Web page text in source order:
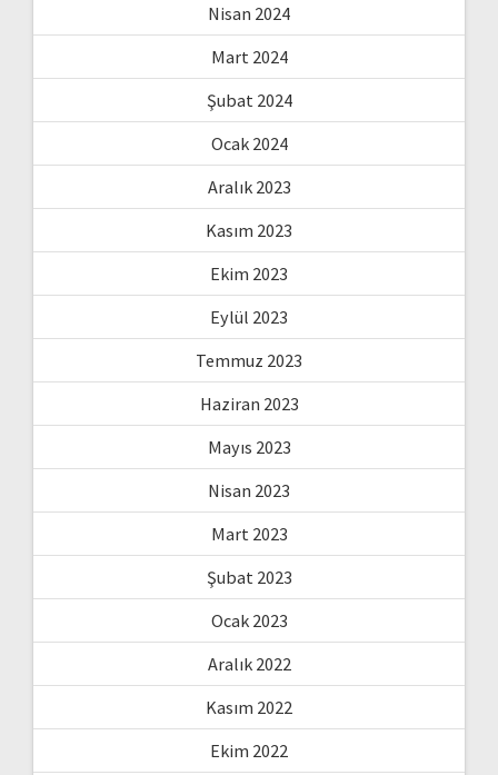
Nisan 2024
Mart 2024
Şubat 2024
Ocak 2024
Aralık 2023
Kasım 2023
Ekim 2023
Eylül 2023
Temmuz 2023
Haziran 2023
Mayıs 2023
Nisan 2023
Mart 2023
Şubat 2023
Ocak 2023
Aralık 2022
Kasım 2022
Ekim 2022